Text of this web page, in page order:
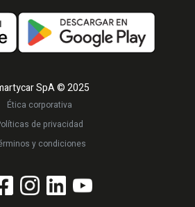
SpA © 2025
Ética corporativa
de privacidad
y condiciones